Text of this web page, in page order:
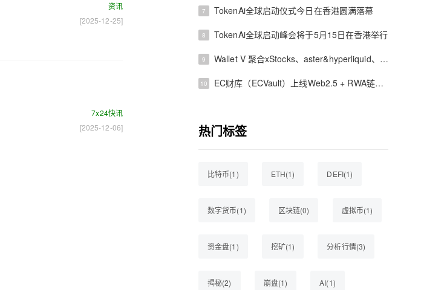
资讯
[2025-12-25]
7x24快讯
[2025-12-06]
7 TokenAi全球启动仪式今日在香港圆满落幕
8 TokenAi全球启动峰会将于5月15日在香港举行
9 Wallet V 聚合xStocks、aster&hyperliquid、polymarket——不用开户、不用 KYC，在手机上直接买美股、做合约、玩预测市场
10 EC财库（ECVault）上线Web2.5 + RWA链上财库系统，探索真实资产上链与链上配置新路径
热门标签
比特币(1) ETH(1) DEFI(1)
数字货币(1) 区块链(0) 虚拟币(1)
资金盘(1) 挖矿(1) 分析行情(3)
揭秘(2) 崩盘(1) AI(1)